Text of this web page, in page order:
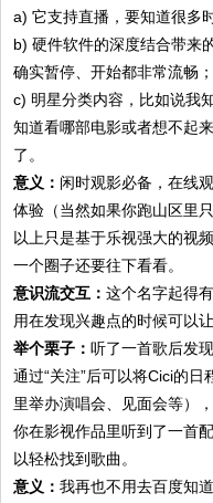
a) 它支持直播，要知道很多
b) 硬件软件的深度结合带来
确实暂停、开始都非常流畅；
c) 明星分类内容，比如说我
知道看哪部电影或者想不起
了。
意义： 闲时观影必备，在线
体验（当然如果你跑山区里
以上只是基于乐视强大的视
一个圈子还要往下看看。
意识流交互：这个名字起得
用在发现兴趣点的时候可以
举个栗子：听了一首歌后发
通过“关注”后可以将Cici的
里举办演唱会、见面会等）
你在影视作品里听到了一首
以轻松找到歌曲。
意义：我再也不用去百度知